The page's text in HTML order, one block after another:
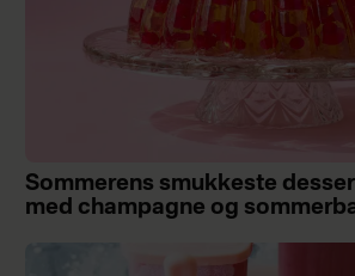
Sommerens smukkeste
med champagne og